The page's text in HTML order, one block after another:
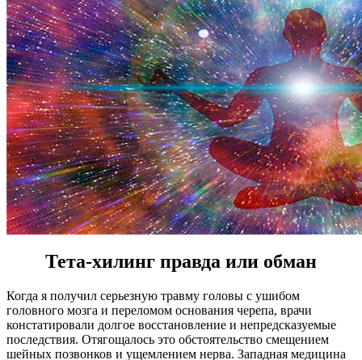
Тета-хилинг правда или обман
Когда я получил серьезную травму головы с ушибом
головного мозга и переломом основания черепа, врачи
констатировали долгое восстановление и непредсказуемые
последствия. Отягощалось это обстоятельство смещением
шейных позвонков и ущемлением нерва. Западная медицина